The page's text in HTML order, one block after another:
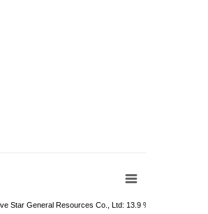
Star General Resources Co., Ltd: 13.9 %